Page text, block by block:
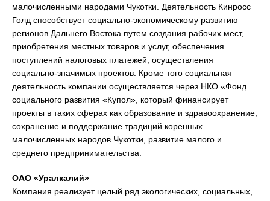
малочисленными народами Чукотки. Деятельность Кинросс
Голд способствует социально-экономическому развитию
регионов Дальнего Востока путем создания рабочих мест,
приобретения местных товаров и услуг, обеспечения
поступлений налоговых платежей, осуществления
социально-значимых проектов. Кроме того социальная
деятельность компании осуществляется через НКО «Фонд
социального развития «Купол», который финансирует
проекты в таких сферах как образование и здравоохранение,
сохранение и поддержание традиций коренных
малочисленных народов Чукотки, развитие малого и
среднего предпринимательства.
ОАО «Уралкалий»
Компания реализует целый ряд экологических, социальных,